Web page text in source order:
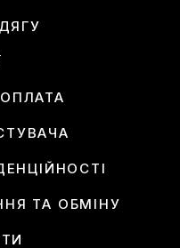
ТА ОБМІНУ